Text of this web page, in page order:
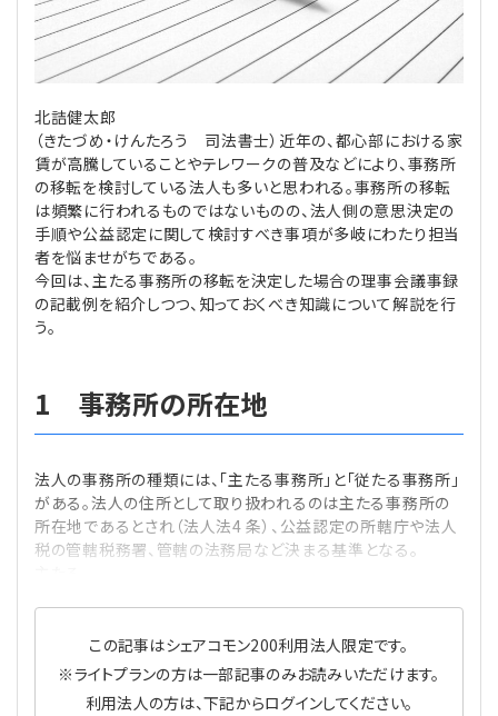
評議員
登記関連
定款関連
法改正-法人運営
寄附
税務
インボイス
電子帳簿保存法
給与計算
法改正-労務
利益相反取引
個人情報
法改正-法務
経営
資産運用
IT
連載
連載
論壇
カレンダー
NEWS・TOPIC・特報
【連載】会計相談室
【連載】公益法人会計検定試験一問一答
【連載】公益法人制度のリアル
【連載】これからの時代の資産運用
【連載】採用・定着・育成のための人事戦略
【連載】事例に学ぶ立入検査で想定される指摘事項
【連載】シェアコモン200 誌上相談室
【連載】事務局だよりPLUS
【連載】悩みと向き合う経営学
【連載】非営利法人AtoZei
無料記事
公益・一般法人オンラインとは
登録案内
お問合せ
北詰健太郎
（きたづめ・けんたろう 司法書士）近年の、都心部における家
賃が高騰していることやテレワークの普及などにより、事務所
の移転を検討している法人も多いと思われる。事務所の移転
は頻繁に行われるものではないものの、法人側の意思決定の
手順や公益認定に関して検討すべき事項が多岐にわたり担当
者を悩ませがちである。
今回は、主たる事務所の移転を決定した場合の理事会議事録
の記載例を紹介しつつ、知っておくべき知識について解説を行
う。
1 事務所の所在地
法人の事務所の種類には、「主たる事務所」と「従たる事務所」
がある。法人の住所として取り扱われるのは主たる事務所の
所在地であるとされ（法人法4 条）、公益認定の所轄庁や法人
税の管轄税務署、管轄の法務局など決まる基準となる。
この記事はシェアコモン200利用法人限定です。
※ライトプランの方は一部記事のみお読みいただけます。
利用法人の方は、下記からログインしてください。